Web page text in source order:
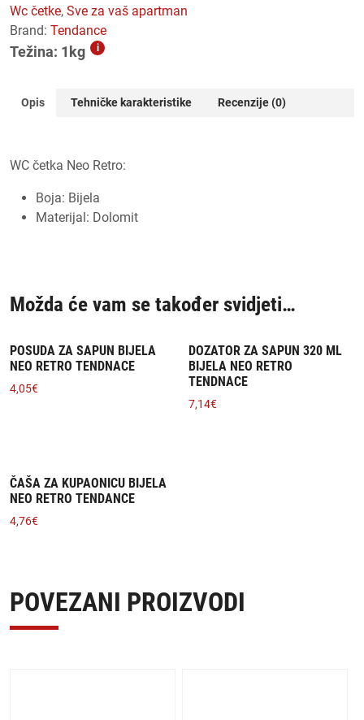
wc četke,
sve za vaš apartman
Brand: Tendance
Težina: 1kg i
Opis Tehničke karakteristike Recenzije (0)
WC četka Neo Retro:
Boja: Bijela
Materijal: Dolomit
Možda će vam se također svidjeti…
POSUDA ZA SAPUN BIJELA
NEO RETRO TENDNACE
4,05€
DOZATOR ZA SAPUN 320 ML
BIJELA NEO RETRO
TENDNACE
7,14€
ČAŠA ZA KUPAONICU BIJELA
NEO RETRO TENDANCE
4,76€
POVEZANI PROIZVODI